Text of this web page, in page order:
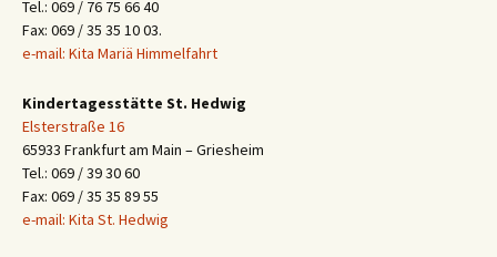
Tel.: 069 / 76 75 66 40
Fax: 069 / 35 35 10 03.
e-mail: Kita Mariä Himmelfahrt
Kindertagesstätte St. Hedwig
Elsterstraße 16
65933 Frankfurt am Main – Griesheim
Tel.: 069 / 39 30 60
Fax: 069 / 35 35 89 55
e-mail: Kita St. Hedwig